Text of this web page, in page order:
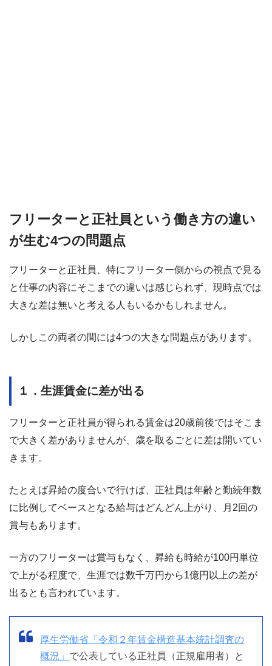
フリーターと正社員という働き方の違い
が生む4つの問題点
フリーターと正社員、特にフリーター側からの視点で見る
と仕事の内容にそこまでの違いは感じられず、現時点では
大きな差は無いと考える人もいるかもしれません。
しかしこの両者の間には4つの大きな問題点があります。
１．生涯賃金に差が出る
フリーターと正社員が得られる賃金は20歳前後ではそこま
で大きく差がありませんが、歳を取るごとに差は開いてい
きます。
たとえば昇給の度合いで行けば、正社員は年齢と勤続年数
に比例してベースとなる給与はどんどん上がり、月2回の
賞与もあります。
一方のフリーターは賞与もなく、昇給も時給が100円単位
で上がる程度で、生涯では数千万円から1億円以上の差が
出るとも言われています。
厚生労働省「令和２年賃金構造基本統計調査の
概況」 で公表している正社員（正規雇用者）と